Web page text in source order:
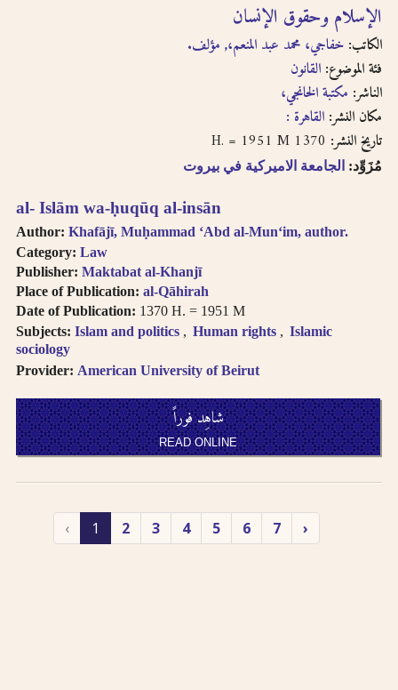
al- Islām wa-ḥuqūq al-insān
Author: Khafājī, Muḥammad ʻAbd al-Munʻim, author.
Category: Law
Publisher: Maktabat al-Khanjī
Place of Publication: al-Qāhirah
Date of Publication: 1370 H. = 1951 M
Subjects: Islam and politics Human rights
Islamic
sociology
Provider: American University of Beirut
شاهِد فوراً
READ ONLINE
الإسلام وحقوق الإنسان
الكاتب: خفاجي، محمد عبد المنعم،, مؤلف.
فئة الموضوع: القانون
الناشر: مكتبة الخانجي،
مكان النشر: القاهرة :
تاريخ النشر:
مُزَوِّد: الجامعة الاميركية في بيروت
‹ 1 2 3 4 5 6 7 ›